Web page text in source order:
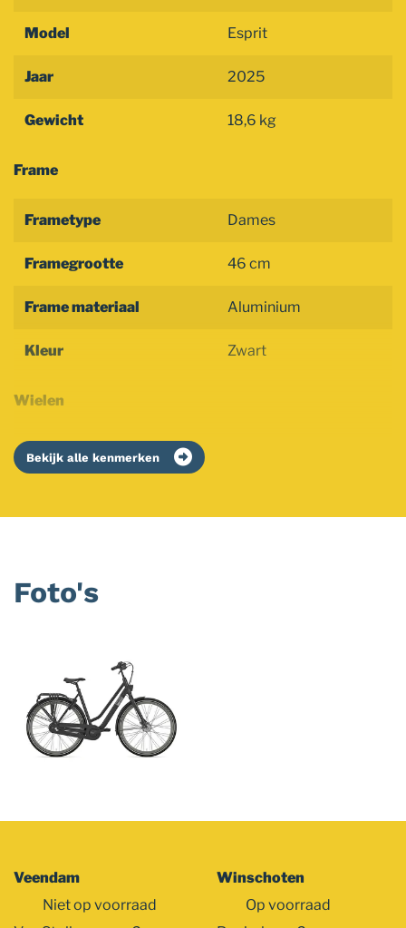
Model Esprit
Jaar 2025
Gewicht 18,6 kg
Frame
Frametype Dames
Framegrootte 46 cm
Frame materiaal Aluminium
Kleur Zwart
Wielen
Bekijk alle kenmerken
Foto's
Veendam
Niet op voorraad
Winschoten
Op voorraad